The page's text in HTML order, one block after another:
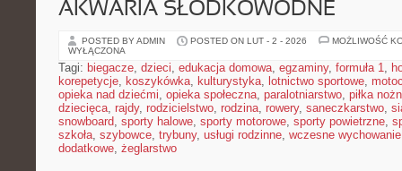
AKWARIA SŁODKOWODNE
POSTED BY ADMIN POSTED ON LUT - 2 - 2026
MOŻLIWOŚĆ
WYŁĄCZONA
Tagi: biegacze, dzieci, edukacja domowa, egzaminy, formuła 1,
korepetycje, koszykówka, kulturystyka, lotnictwo sportowe,
opieka nad dziećmi, opieka społeczna, paralotniarstwo, piłka
dziecięca, rajdy, rodzicielstwo, rodzina, rowery, saneczkarstwo,
snowboard, sporty halowe, sporty motorowe, sporty powietrzne,
szkoła, szybowce, trybuny, usługi rodzinne, wczesne wychowanie
dodatkowe, żeglarstwo